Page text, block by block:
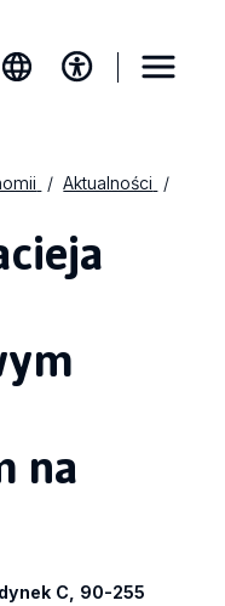
Aktualności
na
C, 90-255